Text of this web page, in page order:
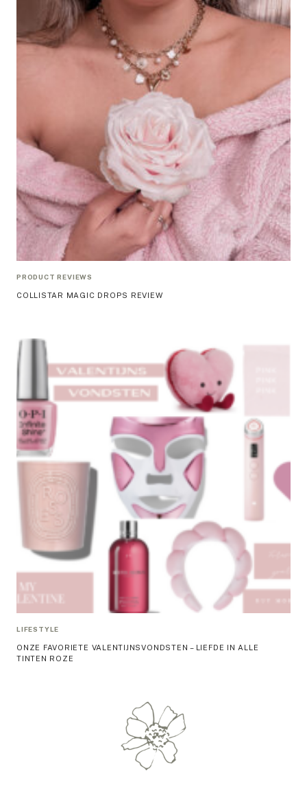
PRODUCT REVIEWS
COLLISTAR MAGIC DROPS REVIEW
LIFESTYLE
ONZE FAVORIETE VALENTIJNSVONDSTEN – LIEFDE IN ALLE
TINTEN ROZE